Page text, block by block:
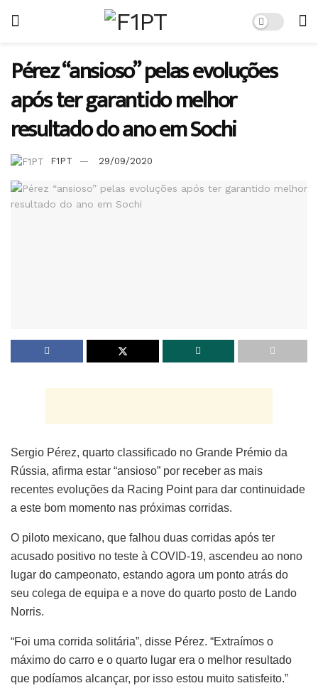
Pérez “ansioso” pelas evoluções
após ter garantido melhor
resultado do ano em Sochi
F1PT 29/09/2020
Sergio Pérez, quarto classificado no Grande Prémio da
Rússia, afirma estar “ansioso” por receber as mais
recentes evoluções da Racing Point para dar continuidade
a este bom momento nas próximas corridas.
O piloto mexicano, que falhou duas corridas após ter
acusado positivo no teste à COVID-19, ascendeu ao nono
lugar do campeonato, estando agora um ponto atrás do
seu colega de equipa e a nove do quarto posto de Lando
Norris.
“Foi uma corrida solitária”, disse Pérez. “Extraímos o
máximo do carro e o quarto lugar era o melhor resultado
que podíamos alcançar, por isso estou muito satisfeito.”